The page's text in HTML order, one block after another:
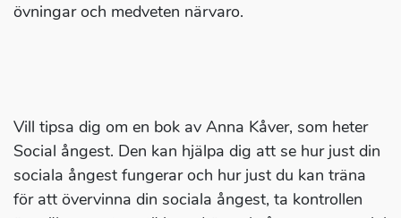
övningar och medveten närvaro.
Vill tipsa dig om en bok av Anna Kåver, som heter
Social ångest. Den kan hjälpa dig att se hur just din
sociala ångest fungerar och hur just du kan träna
för att övervinna din sociala ångest, ta kontrollen